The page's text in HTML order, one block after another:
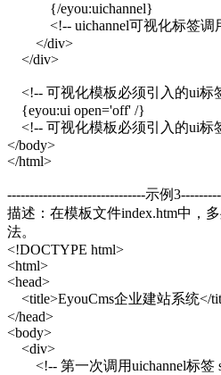
{/eyou:uichannel}
<!-- uichannel可视化标签调
</div>
</div>
<!-- 可视化模板必须引入的ui标
{eyou:ui open='off' /}
<!-- 可视化模板必须引入的ui标
</body>
</html>
-------------------------------示例
描述：在模板文件index.htm中，
法。
<!DOCTYPE html>
<html>
<head>
<title>EyouCms企业建站系统</
</head>
<body>
<div>
<!-- 第一次调用uichannel标签